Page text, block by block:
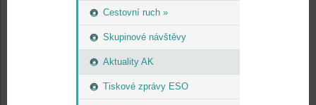
Cestovní ruch »
Skupinové návštěvy
Aktuality AK
Tiskové zprávy ESO